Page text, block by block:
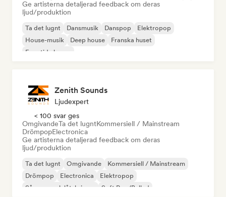
Ge artisterna detaljerad feedback om deras
ljud/produktion
Ta det lugnt Dansmusik Danspop
Elektropop
House-musik
Deep house
Franska huset
Framtida house
Zenith Sounds
Ljudexpert
< 100 svar ges
OmgivandeTa det lugntKommersiell / Mainstream
DrömpopElectronica
Ge artisterna detaljerad feedback om deras
ljud/produktion
Ta det lugnt Omgivande
Kommersiell / Mainstream
Drömpop
Electronica
Elektropop
Sångare och låtskrivare
Soft Pop/Ballad